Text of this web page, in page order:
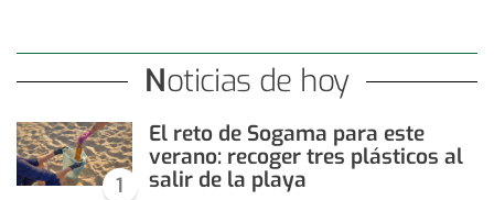
Noticias de hoy
1
El reto de Sogama para este
verano: recoger tres plásticos al
salir de la playa